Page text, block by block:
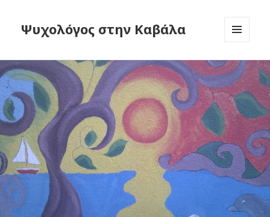
Ψυχολόγος στην Καβάλα
WIDGETS